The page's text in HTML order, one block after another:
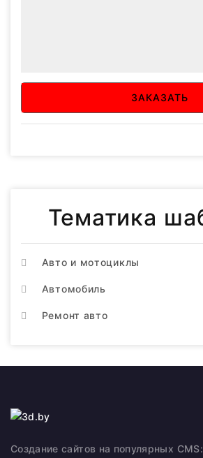
ЗАКАЗАТЬ
Тематика
Авто и мотоциклы
Автомобиль
Ремонт авто
Создание сайтов на популярных